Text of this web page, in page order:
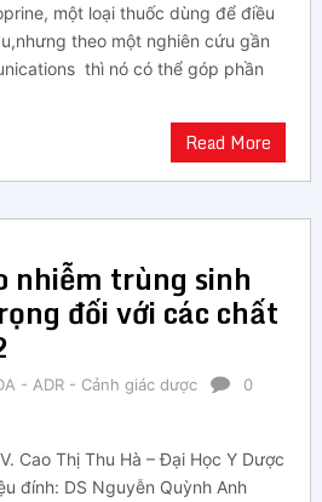
một loại thuốc dùng để điều
theo một nghiên cứu gần
thì nó có thể góp phần
Read More
nhiễm trùng sinh
đối với các chất
- ADR - Cảnh giác dược
0
Cao Thị Thu Hà – Đại Học Y Dược
đính: DS Nguyễn Quỳnh Anh